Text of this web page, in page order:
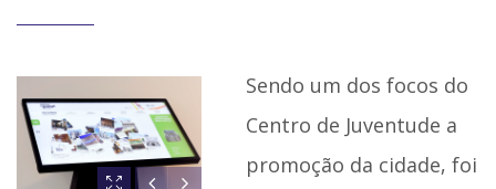
Sendo um dos focos do
Centro de Juventude a
promoção da cidade, foi